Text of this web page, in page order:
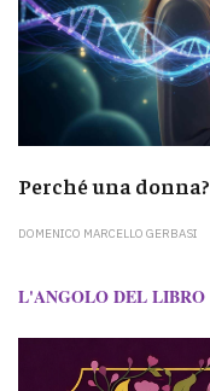
Perché una donna?
DOMENICO MARCELLO GERBASI
L'ANGOLO DEL LIBRO